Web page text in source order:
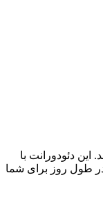
این دئودورانت با
طول روز برای شما